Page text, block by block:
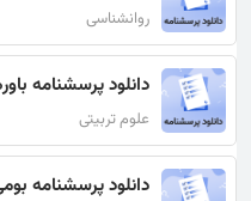
روانشناسی
دانلود پرسشنامه
علوم تربیتی
دانلود پرسشنامه